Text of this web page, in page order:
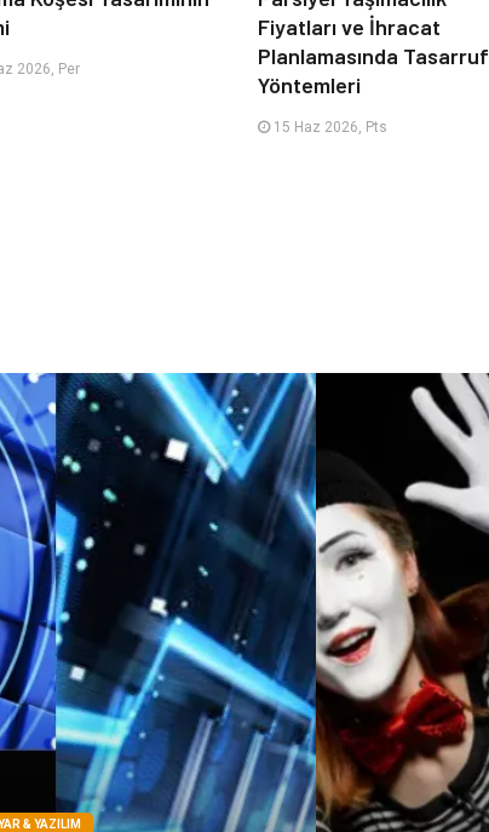
2026, Per
Fiyatları ve İhracat
Planlamasında Tasarruf
Yöntemleri
15 Haz 2026, Pts
& YAZILIM